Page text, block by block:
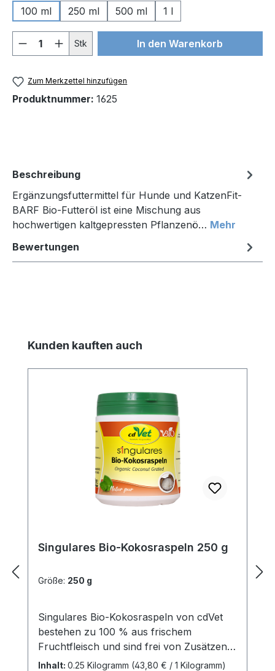
100 ml
250 ml 500 ml 1 l
Produkt Anzahl: Gib den
Stk In den Warenkorb
Zum Merkzettel hinzufügen
Produktnummer: 1625
Beschreibung
Ergänzungsfuttermittel für Hunde und KatzenFit-
BARF Bio-Futteröl ist eine Mischung aus
hochwertigen kaltgepressten Pflanzenö… Mehr
Bewertungen
Produktgalerie überspringen
Kunden kauften auch
Singulares Bio-Kokosraspeln 250 g
Größe: 250 g
Singulares Bio-Kokosraspeln von cdVet
bestehen zu 100 % aus frischem
Fruchtfleisch und sind frei von Zusätzen
wie Konservierungsstoffen, Farbstoffen
Inhalt: 0.25 Kilogramm (43,80 € / 1 Kilogramm)